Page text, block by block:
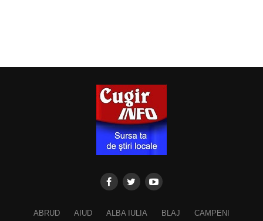
ABRUD AIUD ALBA IULIA BLAJ CAMPENI